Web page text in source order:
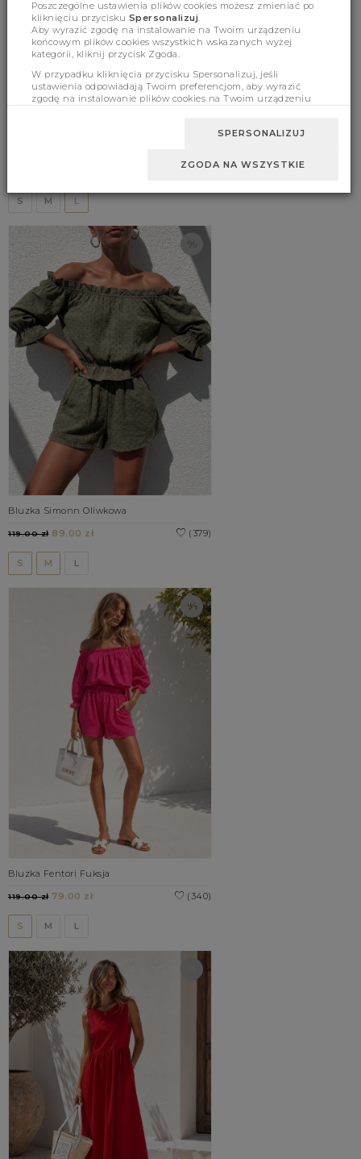
(379)
S M L
Bluzka Simonn Oliwkowa
(379)
119.00 zł89.00 zł
S M L
Bluzka Fentori Fuksja
(340)
119.00 zł79.00 zł
S M L
Poszczególne ustawienia plików cookies możesz zmieniać po
kliknięciu przycisku Spersonalizuj
Aby wyrazić zgodę na instalowanie na Twoim urządzeniu
końcowym plików cookies wszystkich wskazanych wyżej
kategorii, kliknij przycisk Zgoda.
W przypadku kliknięcia przycisku Spersonalizuj, jeśli
ustawienia odpowiadają Twoim preferencjom, aby wyrazić
zgodę na instalowanie plików cookies na Twoim urządzeniu
SPERSONALIZUJ
ZGODA NA WSZYSTKIE